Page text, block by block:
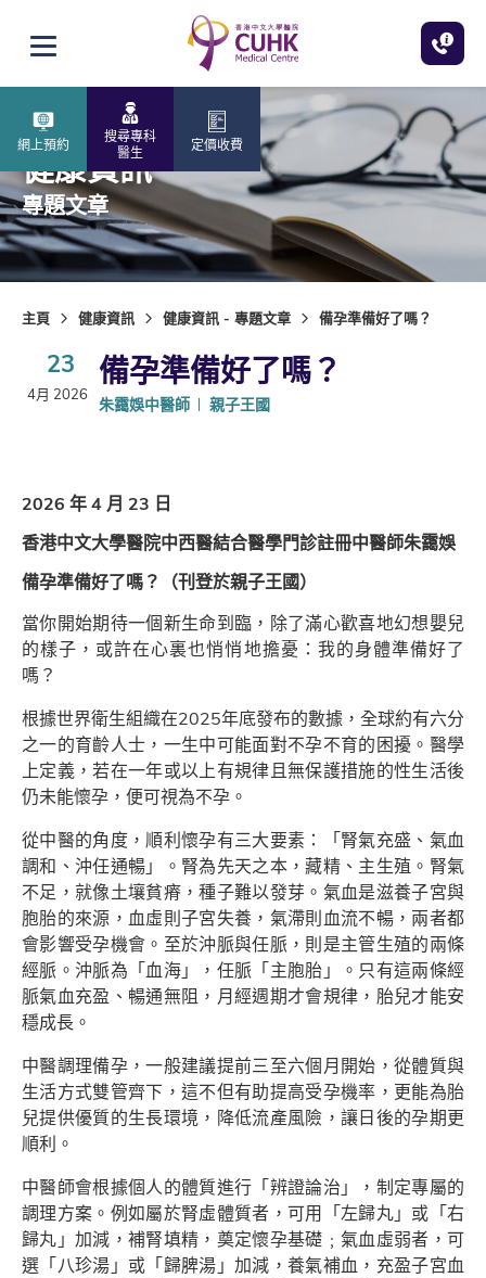
打開選單
網上預約
搜尋專科
醫生
定價收費
健康資訊
專題文章
主頁 健康資訊 健康資訊 - 專題文章 備孕準備好了嗎？
23
4月 2026
備孕準備好了嗎？
朱靄娛中醫師 親子王國
2026 年 4 月 23 日
香港中文大學醫院中西醫結合醫學門診註冊中醫師朱靄娛
備孕準備好了嗎？（刊登於親子王國）
當你開始期待一個新生命到臨，除了滿心歡喜地幻想嬰兒
的樣子，或許在心裏也悄悄地擔憂：我的身體準備好了
嗎？
根據世界衛生組織在2025年底發布的數據，全球約有六分
之一的育齡人士，一生中可能面對不孕不育的困擾。醫學
上定義，若在一年或以上有規律且無保護措施的性生活後
仍未能懷孕，便可視為不孕。
從中醫的角度，順利懷孕有三大要素：「腎氣充盛、氣血
調和、沖任通暢」。腎為先天之本，藏精、主生殖。腎氣
不足，就像土壤貧瘠，種子難以發芽。氣血是滋養子宮與
胞胎的來源，血虛則子宮失養，氣滯則血流不暢，兩者都
會影響受孕機會。至於沖脈與任脈，則是主管生殖的兩條
經脈。沖脈為「血海」，任脈「主胞胎」。只有這兩條經
脈氣血充盈、暢通無阻，月經週期才會規律，胎兒才能安
穩成長。
中醫調理備孕，一般建議提前三至六個月開始，從體質與
生活方式雙管齊下，這不但有助提高受孕機率，更能為胎
兒提供優質的生長環境，降低流產風險，讓日後的孕期更
順利。
中醫師會根據個人的體質進行「辨證論治」，制定專屬的
調理方案。例如屬於腎虛體質者，可用「左歸丸」或「右
歸丸」加減，補腎填精，奠定懷孕基礎﹔氣血虛弱者，可
選「八珍湯」或「歸脾湯」加減，養氣補血，充盈子宮血